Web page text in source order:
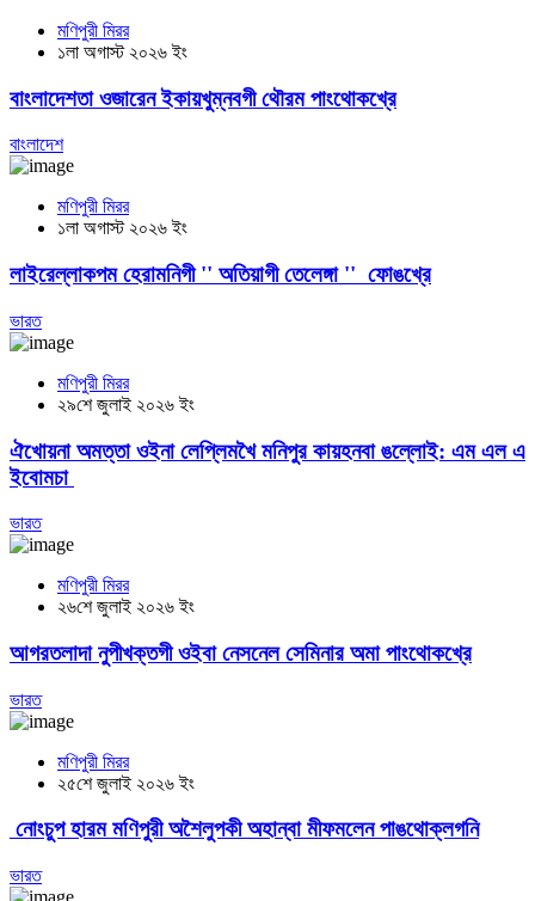
মণিপুরী মিরর
১লা অগাস্ট ২০২৬ ইং
বাংলাদেশতা ওজারেন ইকায়খুম্নবগী থৌরম পাংথোকখ্রে
বাংলাদেশ
মণিপুরী মিরর
১লা অগাস্ট ২০২৬ ইং
লাইরেল্লাকপম হেরামনিগী '' অতিয়াগী তেলেঙ্গা '' ফোঙখ্রে
ভারত
মণিপুরী মিরর
২৯শে জুলাই ২০২৬ ইং
ঐখোয়না অমত্তা ওইনা লেপ্লিমখৈ মনিপুর কায়হনবা ঙল্লোই: এম এল এ
ইবোমচা
ভারত
মণিপুরী মিরর
২৬শে জুলাই ২০২৬ ইং
আগরতলাদা নুপীখক্তগী ওইবা নেসনেল সেমিনার অমা পাংথোকখ্রে
ভারত
মণিপুরী মিরর
২৫শে জুলাই ২০২৬ ইং
নোংচুপ হারম মণিপুরী অশৈলুপকী অহান্বা মীফমলেন পাঙথোক্লগনি
ভারত